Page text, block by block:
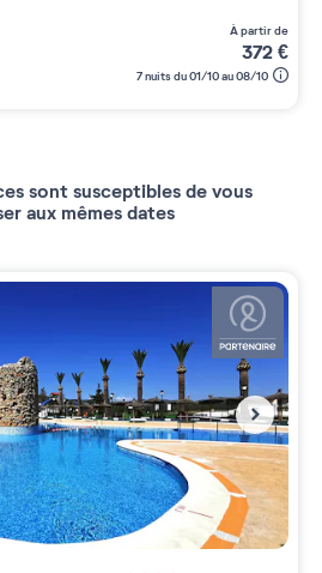
à partir de
372€
7 nuits du 01/10 au 08/10
sont susceptibles de vous
aux mêmes dates